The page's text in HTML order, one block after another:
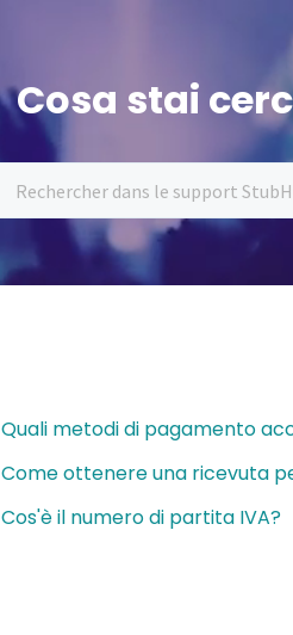
Cosa stai
Quali metodi di pagamento
Come ottenere una ricevuta
Cos'è il numero di partita IVA?